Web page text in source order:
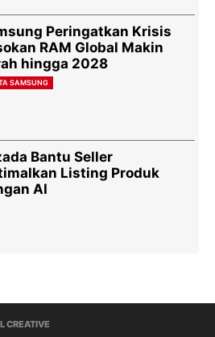
Peringatkan Krisis
RAM Global Makin
hingga 2028
SAMSUNG
Bantu Seller
Listing Produk
AI
CREATIVE